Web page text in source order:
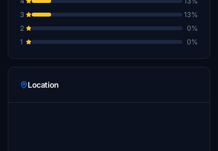
3
13%
2
0%
1
0%
Location